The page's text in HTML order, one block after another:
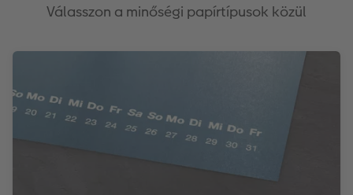
Válasszon a minőségi papírtípusok közül